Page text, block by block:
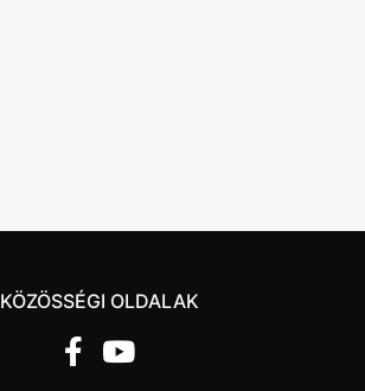
KÖZÖSSÉGI OLDALAK